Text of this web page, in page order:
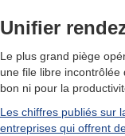
Unifier
Le plus grand piège
une file libre
bon ni pour la
Les chiffres publiés sur
entreprises qui offrent